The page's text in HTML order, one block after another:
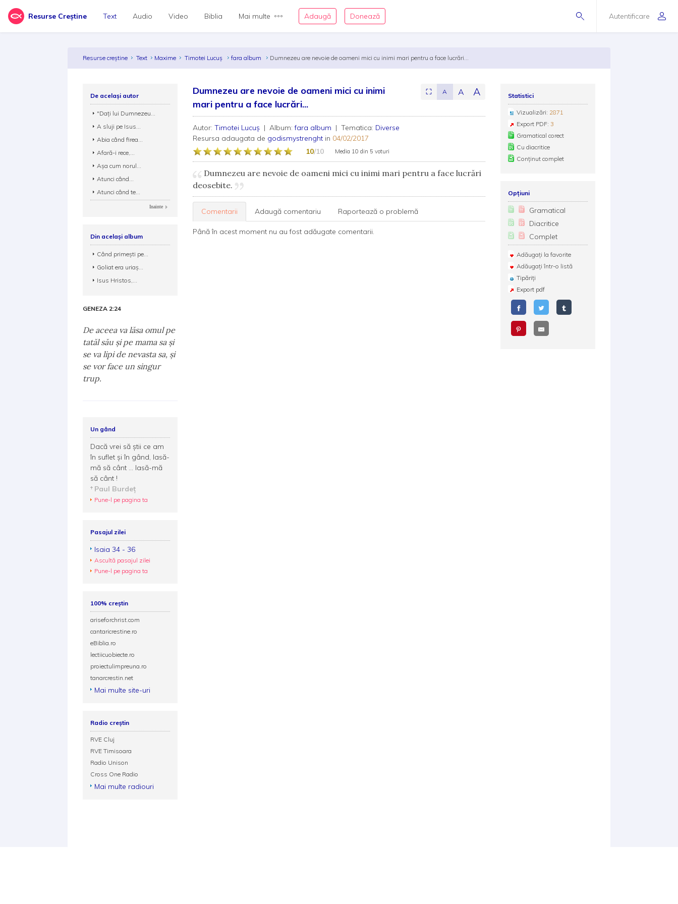
Resurse Creștine Autentificare
Text Audio Video Biblia Mai multe Adaugă Donează
Resurse creștine Text Maxime Timotei Lucuş fara album Dumnezeu are nevoie de oameni mici cu inimi mari pentru a face lucrări...
Dumnezeu are nevoie de oameni mici cu inimi
mari pentru a face lucrări...
⛶ A A A
Autor:Timotei Lucuş | Album:fara album | Tematica: Diverse
Resursa adaugata de godismystrenght in 04/02/2017
10/10 Media 10 din 5 voturi
Dumnezeu are nevoie de oameni mici cu inimi mari pentru a face lucrări
deosebite.
Comentarii Adaugă comentariu Raportează o problemă
Până în acest moment nu au fost adăugate comentarii.
Statistici
Vizualizări: 2871
Export PDF: 3
Gramatical corect
Cu diacritice
Conținut complet
Opțiuni
Gramatical
Diacritice
Complet
Adăugați la favorite
Adăugați într-o listă
Tipăriți
Export pdf
De același autor
"Daţi lui Dumnezeu...
A sluji pe Isus...
Abia când firea...
Afară-i rece,...
Aşa cum norul...
Atunci când...
Atunci când te...
Inainte
Din același album
Când primeşti pe...
Goliat era uriaş...
Isus Hristos,...
GENEZA 2:24
De aceea va lăsa omul pe
tatăl său şi pe mama sa şi
se va lipi de nevasta sa, şi
se vor face un singur
trup.
Un gând
Dacă vrei să știi ce am
în suflet și în gând, lasă-
mă să cânt ... lasă-mă
să cânt !
Paul Burdeţ
Pune-l pe pagina ta
Pasajul zilei
Isaia 34 - 36
Ascultă pasajul zilei
Pune-l pe pagina ta
100% creștin
ariseforchrist.com
cantaricrestine.ro
eBiblia.ro
lectiicuobiecte.ro
proiectulimpreuna.ro
tanarcrestin.net
Mai multe site-uri
Radio creștin
RVE Cluj
RVE Timisoara
Radio Unison
Cross One Radio
Mai multe radiouri